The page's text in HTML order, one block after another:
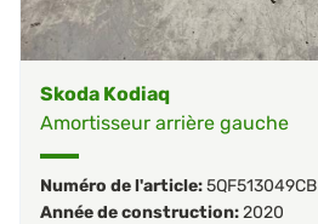
Skoda Kodiaq
Amortisseur arrière gauche
Numéro de l'article:5QF513049CB
Année de construction:2020